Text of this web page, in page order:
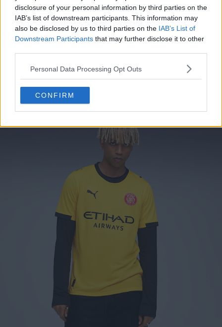
disclosure of your personal information by third parties on the
IAB’s list of downstream participants. This information may
also be disclosed by us to third parties on the IAB’s List of
Downstream Participants that may further disclose it to other
Personal Data Processing Opt Outs
CONFIRM
predominante e detalhes em preto. A gola e as mangas
contrastam com o amarelo, enquanto o emblema
vermelho do clube se destaca contra o fundo amarelo.